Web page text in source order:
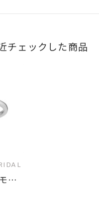
チェックした商品
ン